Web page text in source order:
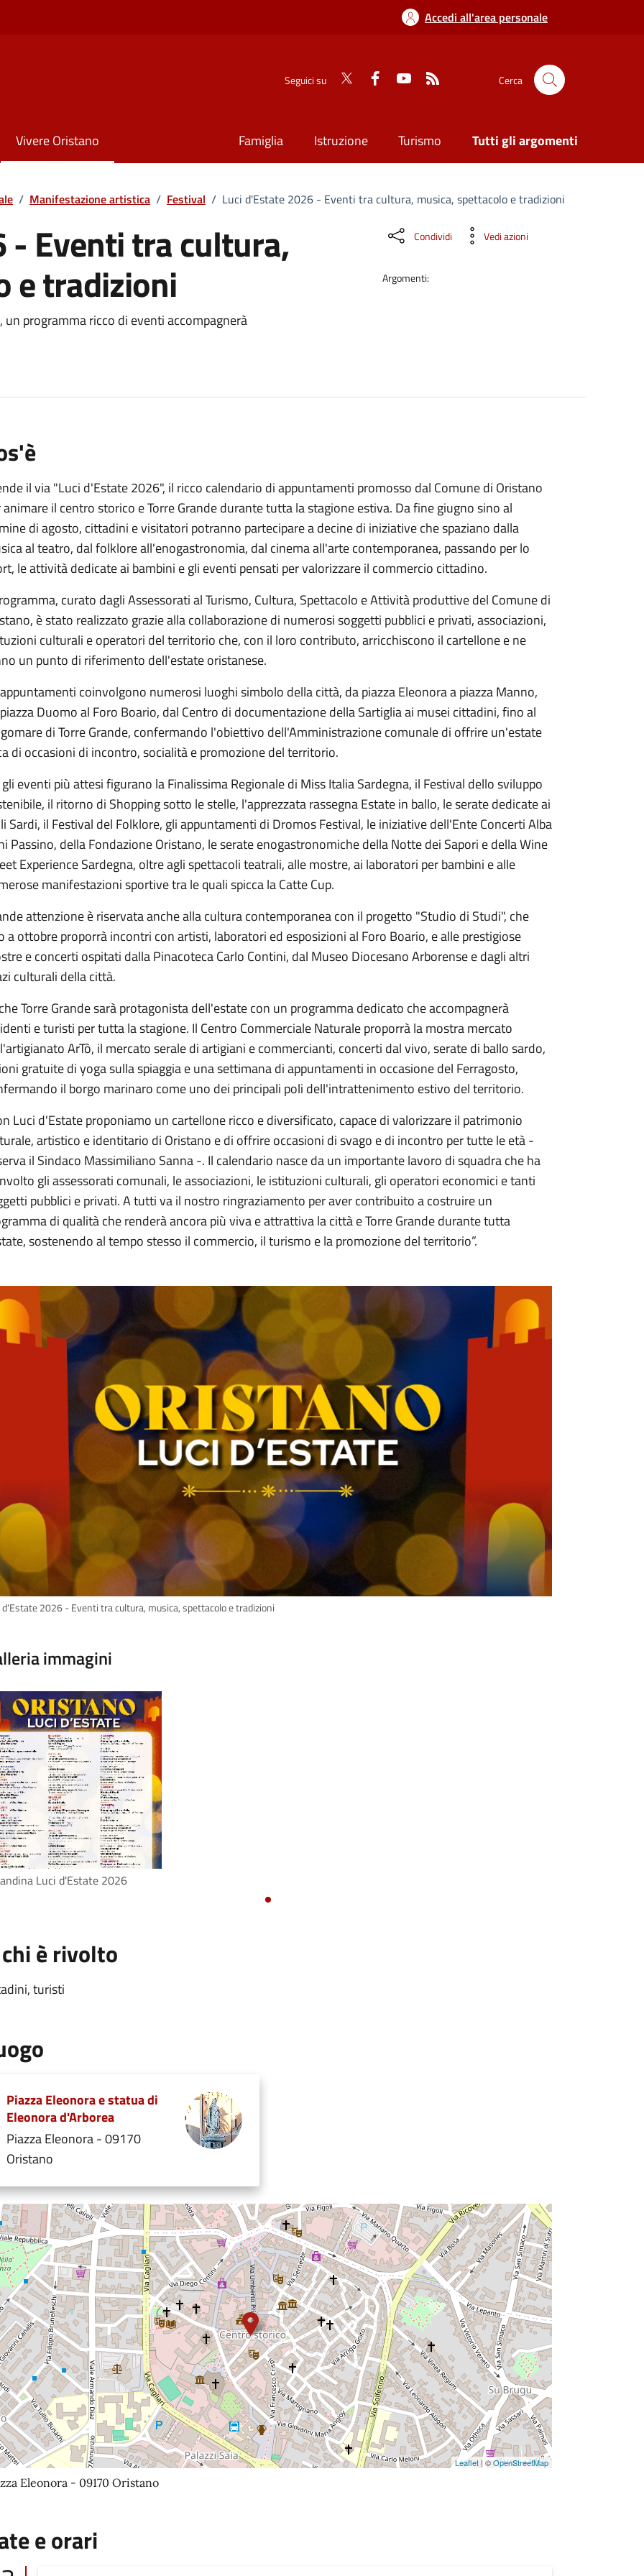
Accedi all'area personale
Seguici su Cerca
Vivere Oristano Famiglia Istruzione Turismo Tutti gli argomenti
/ Manifestazione artistica / Festival / Luci d'Estate 2026 - Eventi tra cultura, musica, spettacolo e tradizioni
- Eventi tra cultura,
e tradizioni
programma ricco di eventi accompagnerà
Condividi Vedi azioni
Argomenti:
il via "Luci d'Estate 2026", il ricco calendario di appuntamenti promosso dal Comune di Oristano
animare il centro storico e Torre Grande durante tutta la stagione estiva. Da fine giugno sino al
di agosto, cittadini e visitatori potranno partecipare a decine di iniziative che spaziano dalla
al teatro, dal folklore all'enogastronomia, dal cinema all'arte contemporanea, passando per lo
le attività dedicate ai bambini e gli eventi pensati per valorizzare il commercio cittadino.
curato dagli Assessorati al Turismo, Cultura, Spettacolo e Attività produttive del Comune di
è stato realizzato grazie alla collaborazione di numerosi soggetti pubblici e privati, associazioni,
culturali e operatori del territorio che, con il loro contributo, arricchiscono il cartellone e ne
un punto di riferimento dell'estate oristanese.
coinvolgono numerosi luoghi simbolo della città, da piazza Eleonora a piazza Manno,
Duomo al Foro Boario, dal Centro di documentazione della Sartiglia ai musei cittadini, fino al
di Torre Grande, confermando l'obiettivo dell'Amministrazione comunale di offrire un'estate
di occasioni di incontro, socialità e promozione del territorio.
gli eventi più attesi figurano la Finalissima Regionale di Miss Italia Sardegna, il Festival dello sviluppo
il ritorno di Shopping sotto le stelle, l'apprezzata rassegna Estate in ballo, le serate dedicate ai
Sardi, il Festival del Folklore, gli appuntamenti di Dromos Festival, le iniziative dell'Ente Concerti Alba
Passino, della Fondazione Oristano, le serate enogastronomiche della Notte dei Sapori e della Wine
Experience Sardegna, oltre agli spettacoli teatrali, alle mostre, ai laboratori per bambini e alle
manifestazioni sportive tra le quali spicca la Catte Cup.
attenzione è riservata anche alla cultura contemporanea con il progetto "Studio di Studi", che
a ottobre proporrà incontri con artisti, laboratori ed esposizioni al Foro Boario, e alle prestigiose
e concerti ospitati dalla Pinacoteca Carlo Contini, dal Museo Diocesano Arborense e dagli altri
culturali della città.
Torre Grande sarà protagonista dell'estate con un programma dedicato che accompagnerà
e turisti per tutta la stagione. Il Centro Commerciale Naturale proporrà la mostra mercato
ArTò, il mercato serale di artigiani e commercianti, concerti dal vivo, serate di ballo sardo,
gratuite di yoga sulla spiaggia e una settimana di appuntamenti in occasione del Ferragosto,
il borgo marinaro come uno dei principali poli dell'intrattenimento estivo del territorio.
Luci d'Estate proponiamo un cartellone ricco e diversificato, capace di valorizzare il patrimonio
artistico e identitario di Oristano e di offrire occasioni di svago e di incontro per tutte le età -
il Sindaco Massimiliano Sanna -. Il calendario nasce da un importante lavoro di squadra che ha
gli assessorati comunali, le associazioni, le istituzioni culturali, gli operatori economici e tanti
pubblici e privati. A tutti va il nostro ringraziamento per aver contribuito a costruire un
di qualità che renderà ancora più viva e attrattiva la città e Torre Grande durante tutta
sostenendo al tempo stesso il commercio, il turismo e la promozione del territorio”.
d'Estate 2026 - Eventi tra cultura, musica, spettacolo e tradizioni
immagini
Luci d'Estate 2026
è rivolto
turisti
Piazza Eleonora e statua di
Eleonora d'Arborea
Piazza Eleonora - 09170
Oristano
Leaflet| ©OpenStreetMap
Eleonora - 09170 Oristano
e orari